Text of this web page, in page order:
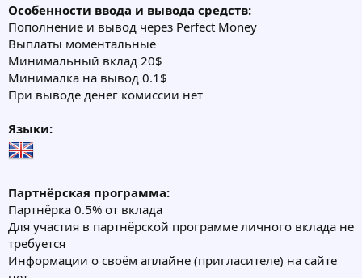
Особенности ввода и вывода средств:
Пополнение и вывод через Perfect Money
Выплаты моментальные
Минимальный вклад 20$
Минималка на вывод 0.1$
При выводе денег комиссии нет
Языки:
Партнёрская программа:
Партнёрка 0.5% от вклада
Для участия в партнёрской программе личного вклада не
требуется
Информации о своём аплайне (пригласителе) на сайте